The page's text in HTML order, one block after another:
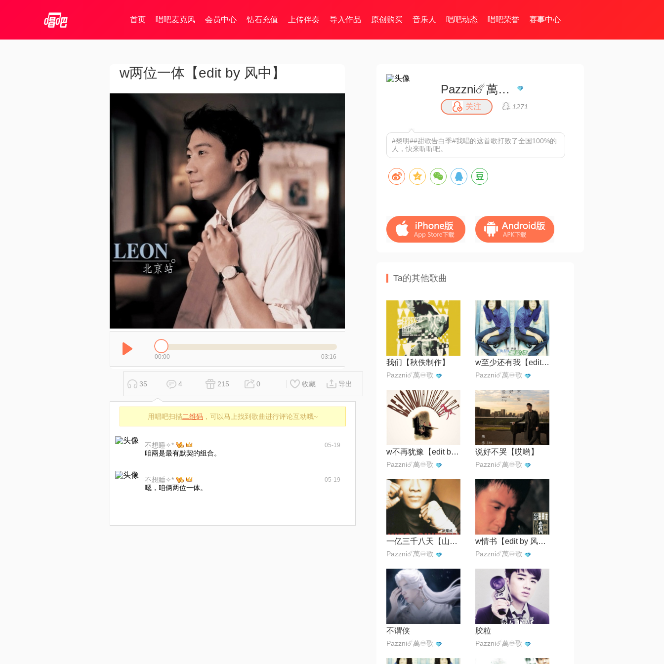
首页 唱吧麦克风 会员中心 钻石充值 上传伴奏 导入作品 原创购买 音乐人 唱吧动态 唱吧荣誉 赛事中心
w两位一体【edit by 风中】
00:00 03:16
35 4 215 0 收藏 导出
用唱吧扫描二维码 ，可以马上找到歌曲进行评论互动哦~
不想睡✧* 05-19
咱兩是最有默契的组合。
不想睡✧* 05-19
嗯，咱俩两位一体。
Pazzni☄️萬♾️歌
关注 1271
#黎明##甜歌告白季#我唱的这首歌打败了全国100%的
人，快来听听吧。
Ta的其他歌曲
我们【秋佚制作】
Pazzni☄️萬♾️歌
w至少还有我【edit by 风中】
Pazzni☄️萬♾️歌
w不再犹豫【edit by 风中】
Pazzni☄️萬♾️歌
说好不哭【哎哟】
Pazzni☄️萬♾️歌
一亿三千八天【山贼】
Pazzni☄️萬♾️歌
w情书【edit by 风中】
Pazzni☄️萬♾️歌
不谓侠
Pazzni☄️萬♾️歌
胶粒
Pazzni☄️萬♾️歌